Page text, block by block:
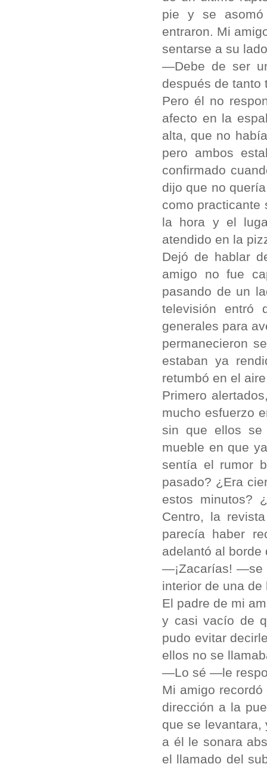
pie y se asomó
entraron. Mi
sentarse a su
—Debe de ser
después de
Pero él no
afecto en la
alta, que no
pero ambos
confirmado
dijo que no
como practicante
la hora y el
atendido en la
Dejó de hablar
amigo no fue
pasando de un
televisión entró
generales para
permanecieron
estaban ya
retumbó en el
Primero
mucho esfuerzo
sin que ellos se
mueble en que
sentía el rumor
pasado? ¿Era
estos minutos?
Centro, la
parecía haber
adelantó al borde
—¡Zacarías! —se
interior de una
El padre de mi
y casi vacío de
pudo evitar
ellos no se
—Lo sé —le
Mi amigo
dirección a la
que se levantara,
a él le sonara
el llamado del